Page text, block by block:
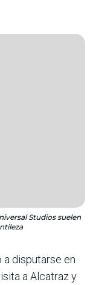
Studios suelen
a disputarse en
a Alcatraz y